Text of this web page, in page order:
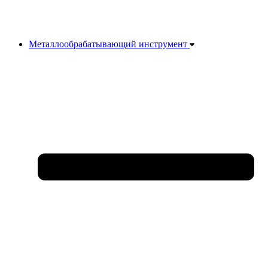
Металлообрабатывающий инструмент